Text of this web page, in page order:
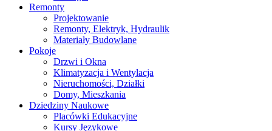
Remonty
Projektowanie
Remonty, Elektryk, Hydraulik
Materiały Budowlane
Pokoje
Drzwi i Okna
Klimatyzacja i Wentylacja
Nieruchomości, Działki
Domy, Mieszkania
Dziedziny Naukowe
Placówki Edukacyjne
Kursy Językowe